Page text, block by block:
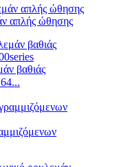
απλής ώθησης
βαθιάς